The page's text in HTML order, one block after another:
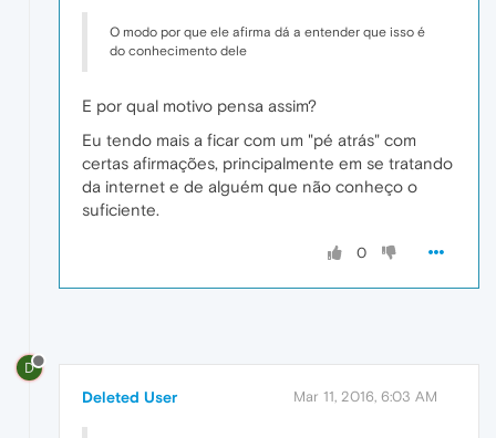
O modo por que ele afirma dá a entender que isso é
do conhecimento dele
E por qual motivo pensa assim?
Eu tendo mais a ficar com um "pé atrás" com
certas afirmações, principalmente em se tratando
da internet e de alguém que não conheço o
suficiente.
0
D
Deleted User Mar 11, 2016, 6:03 AM